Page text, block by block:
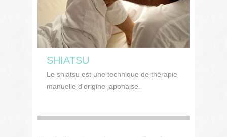
SHIATSU
Le shiatsu est une technique de thérapie
manuelle d'origine japonaise.